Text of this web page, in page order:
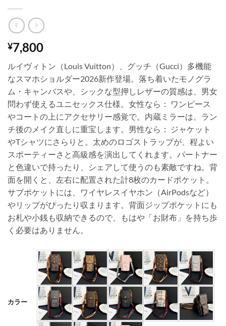
¥7,800
ルイヴィトン（Louis Vuitton）、グッチ（Gucci）多機能
なスマホショルダー2026新作登場。落ち着いたモノグラ
ム・キャンバスや、シックな型押しレザーの質感は、男女
問わず使えるユニセックス仕様。女性なら： ワンピース
やコートの上にアクセサリー感覚で。内蔵ミラーは、ラン
チ後のメイク直しに重宝します。男性なら： ジャケット
やTシャツにさらりと。太めのロゴストラップが、程よい
スポーティーさと高級感を演出してくれます。パートナー
と色違いで持ったり、シェアして使うのも素敵ですね。背
面を開くと、左右に配置された計8枚のカードポケット。
サブポケットには、ワイヤレスイヤホン（AirPodsなど）
やリップがぴったり収まります。背面ジップポケットにも
お札や小銭も収納できるので、もはや「お財布」を持ち歩
く必要はありません。
カラー